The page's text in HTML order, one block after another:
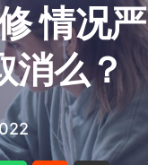
情况严
消么？